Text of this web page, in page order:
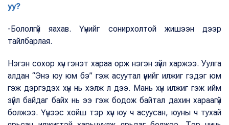
уу?
-Бололгүй яахав. Үүнийг сонирхолтой жишээн дээр
тайлбарлая.
Нэгэн сохор хүн гэнэт хараа орж нэгэн зүйл харжээ. Уулга
алдан “Энэ юу юм бэ” гэж асуутал үүнийг илжиг гэдэг юм
гэж дэргэдэх хүн нь хэлж л дээ. Мань хүн илжиг гэж ийм
зүйл байдаг байх нь ээ гэж бодож байтал дахин хараагүй
болжээ. Үүнээс хойш тэр хүн юу ч асуусан, юуны ч тухай